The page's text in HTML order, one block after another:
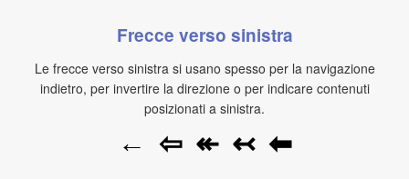
Frecce verso sinistra
Le frecce verso sinistra si usano spesso per la navigazione
indietro, per invertire la direzione o per indicare contenuti
posizionati a sinistra.
← ⇦ ↞ ↢ ⬅